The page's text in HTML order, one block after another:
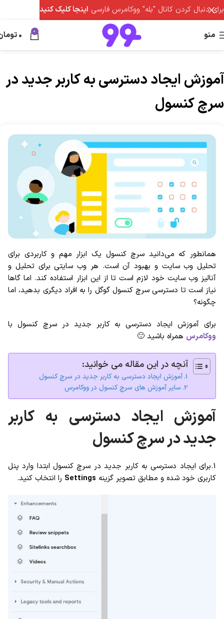
منو 0
0
آموزش ایجاد دسترسی به کاربر جدید در
سرچ کنسول
همانطور که می‌دانید سرچ کنسول یک ابزار مهم و کاربردی برای
تحلیل وب سایت و بهبود آن است. هر وب سایتی برای تحلیل و
آنالیز وب سایت خود لازم است تا از این ابزار استفاده کند. اما گاها
نیاز است تا دسترسی سرچ کنسول گوگل را به افراد دیگری بدهید، اما
چگونه؟
برای آموزش ایجاد دسترسی به کاربر جدید در سرچ کنسول با
ووکامرس همراه باشید 🙂
آنچه در این مقاله می خوانید:
آموزش ایجاد دسترسی به کاربر جدید در سرچ کنسول
سایر آموزش های سرچ کنسول در ووکامرس
آموزش ایجاد دسترسی به کاربر
جدید در سرچ کنسول
1.برای ایجاد دسترسی به کاربر جدید در سرچ کنسول ابتدا وارد پنل
کاربری خود شده و مطابق تصویر گزینه Settings را انتخاب کنید.
برای دنبال کردن کانال "بله" ووکامرس فارسی اینجا کلیک کنید